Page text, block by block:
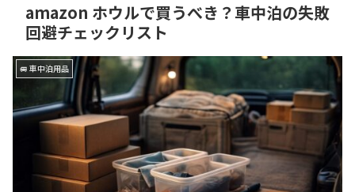
amazon ホウルで買うべき？車中泊の失敗
回避チェックリスト
🚐 車中泊用品